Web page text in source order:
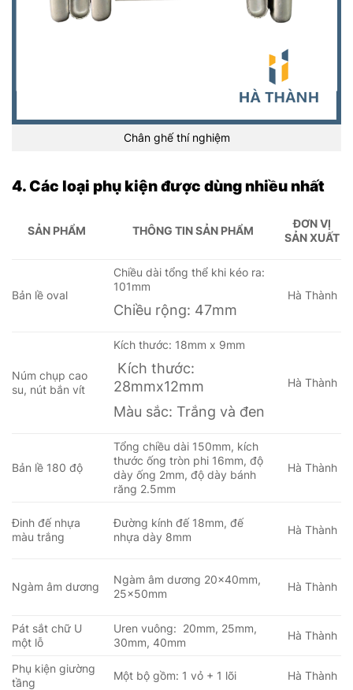
Chân ghế thí nghiệm
4. Các loại phụ kiện được dùng nhiều nhất
SẢN PHẨM THÔNG TIN SẢN PHẨM
ĐƠN VỊ
SẢN XUẤT
Bản lề oval
Chiều dài tổng thể khi kéo ra:
101mm
Chiều rộng: 47mm
Hà Thành
Núm chụp cao
su, nút bắn vít
Kích thước: 18mm x 9mm
Kích thước:
28mmx12mm
Màu sắc: Trắng và đen
Hà Thành
Bản lề 180 độ
Tổng chiều dài 150mm, kích
thước ống tròn phi 16mm, độ
dày ống 2mm, độ dày bánh
răng 2.5mm
Hà Thành
Đinh đế nhựa
màu trắng
Đường kính đế 18mm, đế
nhựa dày 8mm
Hà Thành
Ngàm âm dương
Ngàm âm dương 20x40mm,
25x50mm
Hà Thành
Pát sắt chữ U
một lỗ
Uren vuông: 20mm, 25mm,
30mm, 40mm
Hà Thành
Phụ kiện giường
tầng
Một bộ gồm: 1 vỏ + 1 lõi Hà Thành